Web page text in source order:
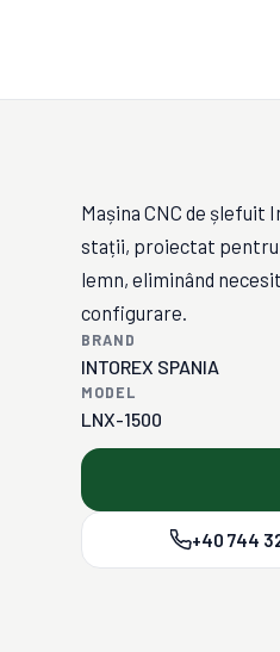
Mașina CNC de șlefuit
stații, proiectat
lemn, eliminând
configurare.
BRAND
INTOREX SPANIA
MODEL
LNX-1500
+40 744